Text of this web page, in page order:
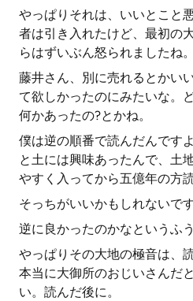
やっぱりそれは、いいとこと
者は引き入れたけど、最初の
らはずいぶん怒られましたね。
藤井さん、別に売れるとかい
て欲しかったのにみたいな。
何かあったの?とかね。
僕は逆の順番で読んだんです
と土には興味あったんで、土
やすく入ってから五億年の方読
そっちがいいかもしれないです
逆に良かったのかなというふ
やっぱりその大地の極音は、
本当に大御所のおじいさんだ
い。読んだ後に。